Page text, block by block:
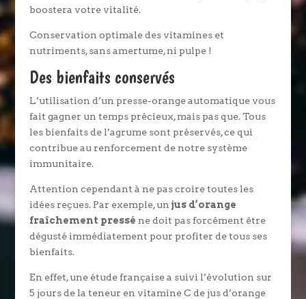
boostera votre vitalité.
Conservation optimale des vitamines et
nutriments, sans amertume, ni pulpe !
Des bienfaits conservés
L’utilisation d’un presse-orange automatique vous
fait gagner un temps précieux, mais pas que. Tous
les bienfaits de l’agrume sont préservés, ce qui
contribue au renforcement de notre système
immunitaire.
Attention cependant à ne pas croire toutes les
idées reçues. Par exemple, un jus d’orange
fraîchement pressé ne doit pas forcément être
dégusté immédiatement pour profiter de tous ses
bienfaits.
En effet, une étude française a suivi l’évolution sur
5 jours de la teneur en vitamine C de jus d’orange